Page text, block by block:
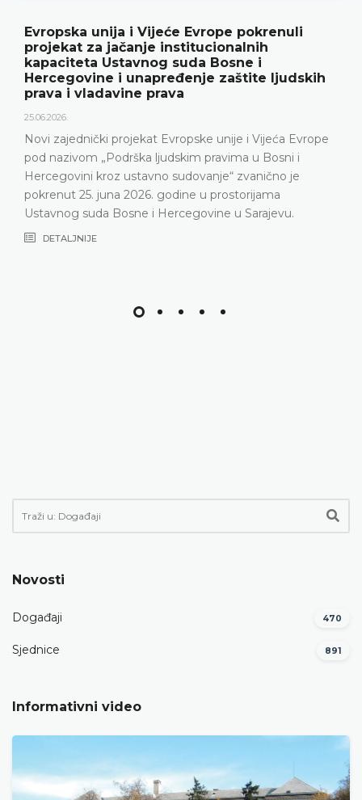
Evropska unija i Vijeće Evrope pokrenuli
projekat za jačanje institucionalnih
kapaciteta Ustavnog suda Bosne i
Hercegovine i unapređenje zaštite ljudskih
prava i vladavine prava
25.06.2026.
Novi zajednički projekat Evropske unije i Vijeća Evrope
pod nazivom „Podrška ljudskim pravima u Bosni i
Hercegovini kroz ustavno sudovanje“ zvanično je
pokrenut 25. juna 2026. godine u prostorijama
Ustavnog suda Bosne i Hercegovine u Sarajevu.
DETALJNIJE
Novosti
Događaji 470
Sjednice 891
Informativni video